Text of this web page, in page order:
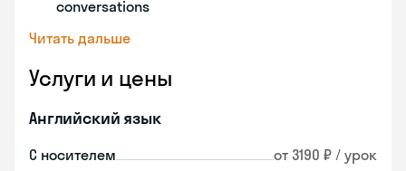
conversations
Читать дальше
Услуги и цены
Английский язык
С носителем от 3190 ₽ / урок